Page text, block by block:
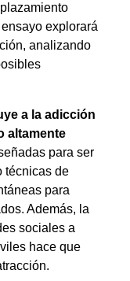
explorará
analizando
a la adicción
altamente
para ser
técnicas de
para
Además, la
sociales a
hace que